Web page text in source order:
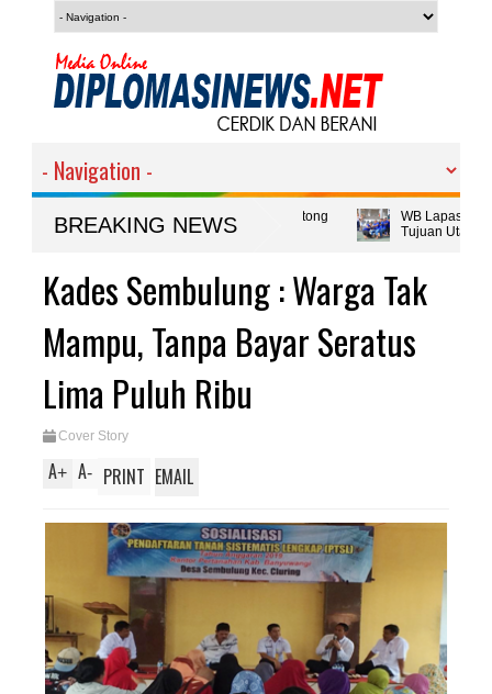
BREAKING NEWS
Kebersamaan, Disiplin dan Gotong
WB Lapas Banyuwangi Siap
Tujuan Utama
Kades Sembulung : Warga Tak
Mampu, Tanpa Bayar Seratus
Lima Puluh Ribu
Cover Story
A+ A- PRINT EMAIL